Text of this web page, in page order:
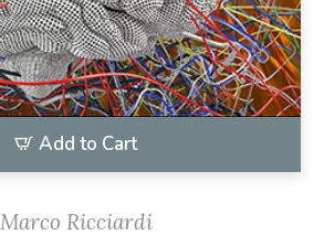
Add to Cart
Marco Ricciardi